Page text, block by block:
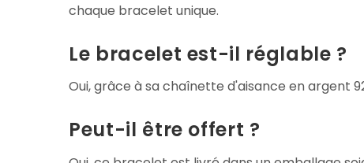
chaque bracelet unique.
Le bracelet est-il réglable ?
Oui, grâce à sa chaînette d'aisance en argent
Peut-il être offert ?